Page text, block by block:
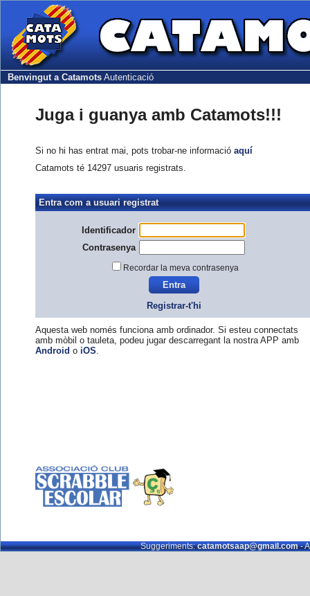
Benvingut a Catamots Autenticació
Juga i guanya amb Catamots!!!
Si no hi has entrat mai, pots trobar-ne informació aquí
Catamots té 14297 usuaris registrats.
Entra com a usuari registrat
Identificador
Contrasenya
Recordar la meva contrasenya
Registrar-t'hi
Aquesta web només funciona amb ordinador. Si esteu connectats
amb mòbil o tauleta, podeu jugar descarregant la nostra APP amb
Android o iOS.
Suggeriments:catamotsaap@gmail.com-